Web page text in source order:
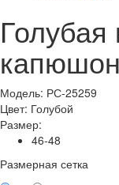
Голубая
Модель: РС-25259
Цвет: Голубой
Размер:
46-48
Размерная сетка